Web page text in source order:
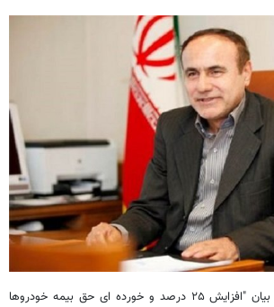
رئیس کل بیمه مرکزی با بیان "افزایش ۲۵ درصد و خورده ای حق بیمه خودروها